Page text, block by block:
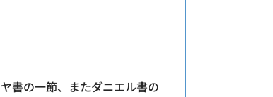
書の一節、またダニエル書の